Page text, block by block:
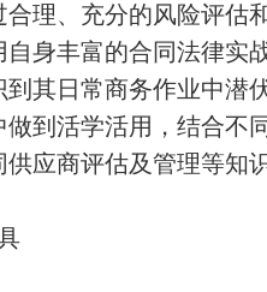
合理、充分的风险评估
身丰富的合同法律实
其日常商务作业中潜
到活学活用，结合不
应商评估及管理等知
律工具